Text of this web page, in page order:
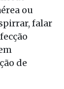
ou
falar
de